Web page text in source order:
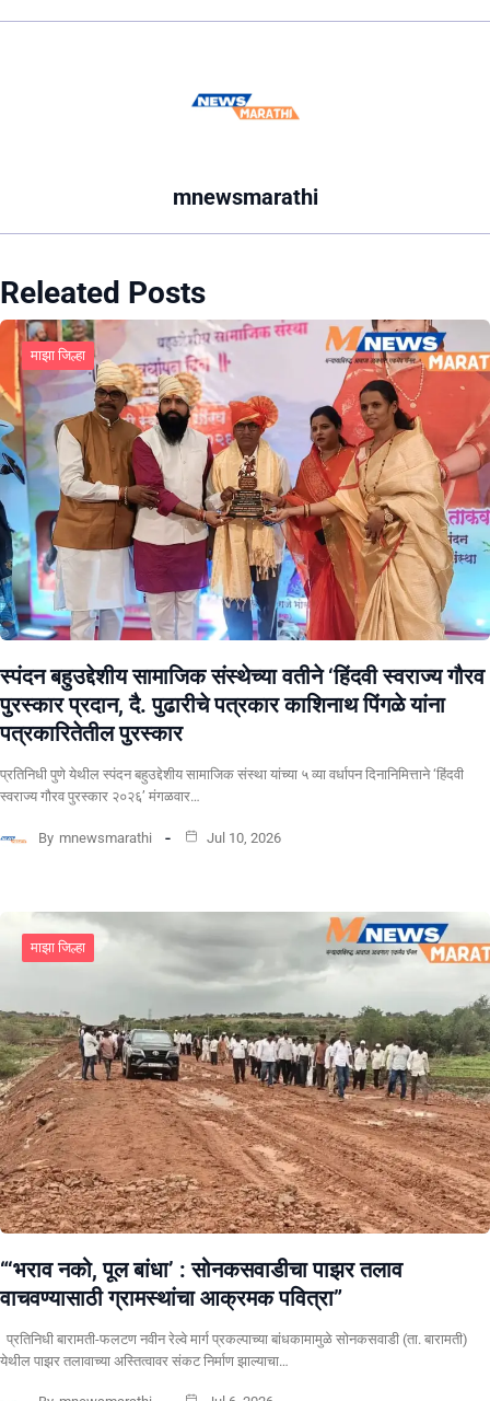
mnewsmarathi
Releated Posts
माझा जिल्हा
स्पंदन बहुउद्देशीय सामाजिक संस्थेच्या वतीने ‘हिंदवी स्वराज्य गौरव
पुरस्कार प्रदान, दै. पुढारीचे पत्रकार काशिनाथ पिंगळे यांना
पत्रकारितेतील पुरस्कार
प्रतिनिधी पुणे येथील स्पंदन बहुउद्देशीय सामाजिक संस्था यांच्या ५ व्या वर्धापन दिनानिमित्ताने ‘हिंदवी
स्वराज्य गौरव पुरस्कार २०२६’ मंगळवार…
By mnewsmarathi Jul 10, 2026
माझा जिल्हा
“‘भराव नको, पूल बांधा’ : सोनकसवाडीचा पाझर तलाव
वाचवण्यासाठी ग्रामस्थांचा आक्रमक पवित्रा”
प्रतिनिधी बारामती-फलटण नवीन रेल्वे मार्ग प्रकल्पाच्या बांधकामामुळे सोनकसवाडी (ता. बारामती)
येथील पाझर तलावाच्या अस्तित्वावर संकट निर्माण झाल्याचा…